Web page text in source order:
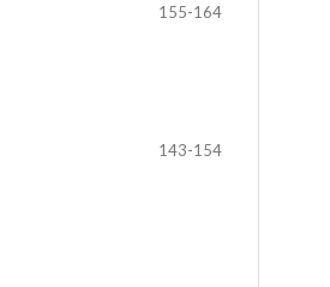
155-164
143-154